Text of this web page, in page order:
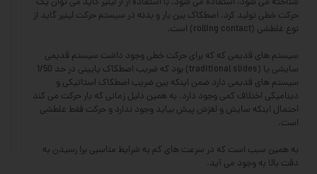
شناخته می شود، استفاده می شود. با استفاده از از لینیر گاید می توان یک
حرکت خطی تولید کرد. اصطکاک بین بار و بدنه در سیستم حرکت لینیر گاید از
نوع غلطشی (rolling contact) است.
سیستم های قدیمی که که برای حرکت خطی وجود داشت سیستم قدیمی
سایشی یا (traditional slides) بود که ضریب اصطکاک پایینی در حد 1/50
سیستم های قدیمی دارد ضمن اینکه بین ضریب اصطکاک استاتیکی و
دینامیکی اختلاف کمی وجود دارد. به همین دلیل زمانی که بار حرکت می کند
احتمال اینکه سایش و لغزش پیش بیاید وجود ندارد و حرکت فقط غلطشی
است.
به همین سبب است که در سرعت های کم به شرایط مناسبی برا رسیدن به
دقت بالا به وجود می آید.